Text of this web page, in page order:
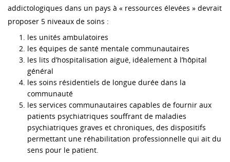
addictologiques dans un pays à « ressources élevées » devrait
proposer 5 niveaux de soins :
les unités ambulatoires
les équipes de santé mentale communautaires
les lits d’hospitalisation aiguë, idéalement à l’hôpital
général
les soins résidentiels de longue durée dans la
communauté
les services communautaires capables de fournir aux
patients psychiatriques souffrant de maladies
psychiatriques graves et chroniques, des dispositifs
permettant une réhabilitation professionnelle qui ait du
sens pour le patient.